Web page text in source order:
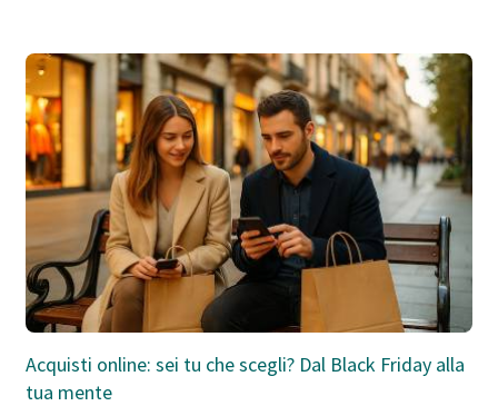
Acquisti online: sei tu che scegli? Dal Black Friday alla
tua mente